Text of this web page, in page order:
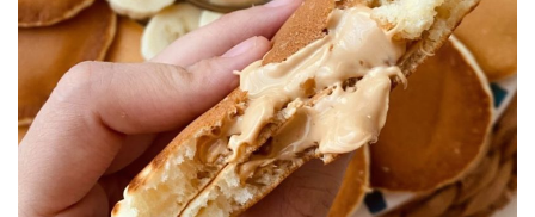
o
s
t
a
g
ö